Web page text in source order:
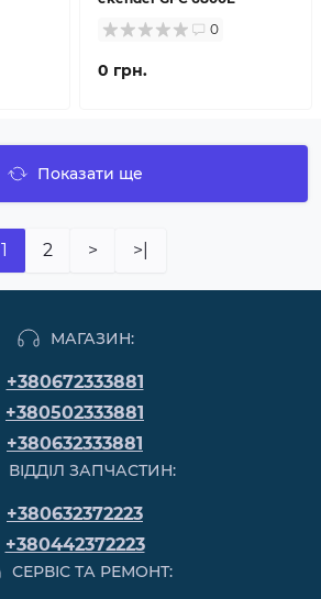
0
0 грн.
Показати ще
1 2 > >|
МАГАЗИН:
+380672333881
+380502333881
+380632333881
ВІДДІЛ ЗАПЧАСТИН:
+380632372223
+380442372223
СЕРВІС ТА РЕМОНТ: